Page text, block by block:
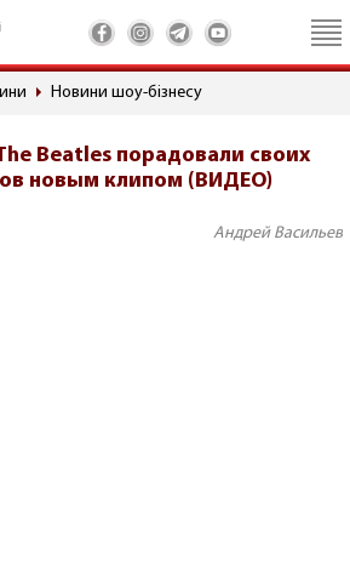
Новини шоу-бізнесу
Beatles порадовали своих
новым клипом (ВИДЕО)
Андрей Васильев